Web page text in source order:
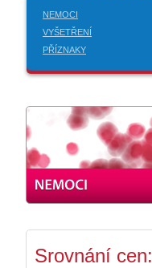
NEMOCI
VYŠETŘENÍ
PŘÍZNAKY
Srovnání